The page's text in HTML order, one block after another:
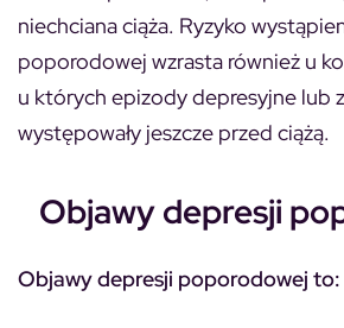
niechciana ciąża. Ryzyko
poporodowej wzrasta również u
u których epizody depresyjne lub
występowały jeszcze przed ciążą.
Objawy depresji
Objawy depresji poporodowej to: